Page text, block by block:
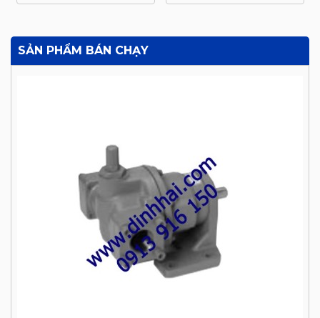
SẢN PHẨM BÁN CHẠY